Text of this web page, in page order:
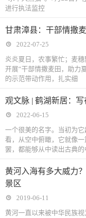
进行执法监控
甘肃漳县：干部情撒
2022-07-25
炎炎夏日，农事繁忙；麦
开展“干部情撒麦田，助力
的示范带动作用，扎实细
观文脉 | 鹤湖新居：
2022-06-15
一个很美的名字。当初为
看，从空中俯瞰，它就像
罢，都能够从中读出古典的
黄河入海有多大威力
景区
2019-06-11
黄河一直以来被中华民族